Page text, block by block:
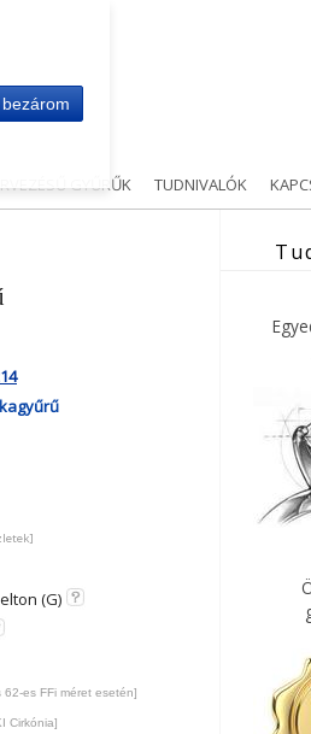
GYŰRŰK TUDNIVALÓK
(G)
62-es FFi méret esetén]
Cirkónia]